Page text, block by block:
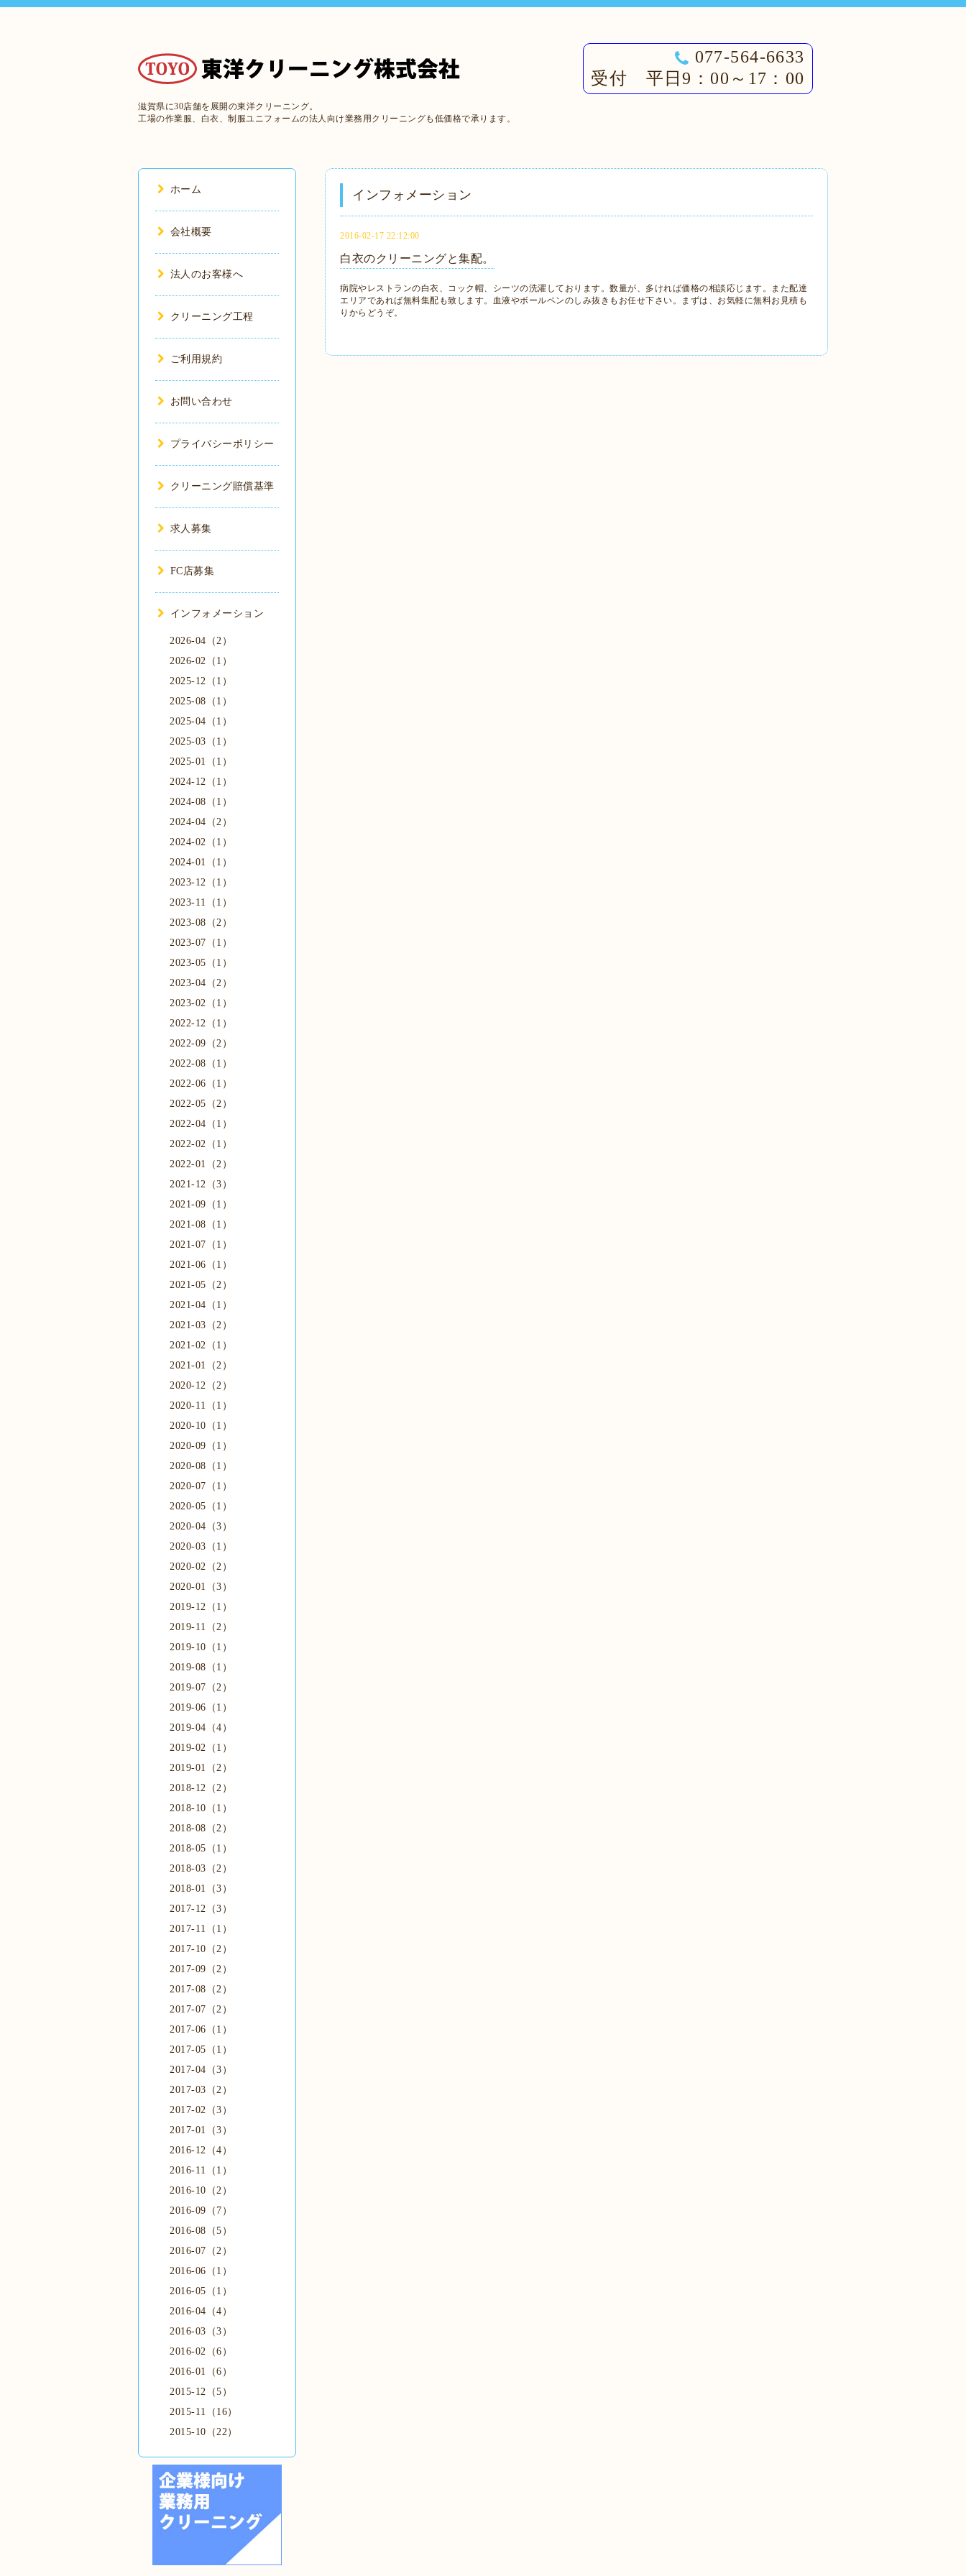
滋賀県に30店舗を展開の東洋クリーニング。
工場の作業服、白衣、制服ユニフォームの法人向け業務用クリーニングも低価格で承ります。
077-564-6633
受付 平日9：00～17：00
インフォメーション
2016-02-17 22:12:00
白衣のクリーニングと集配。
病院やレストランの白衣、コック帽、シーツの洗濯しております。数量が、多ければ価格の相談応じます。また配達
エリアであれば無料集配も致します。血液やボールペンのしみ抜きもお任せ下さい。まずは、お気軽に無料お見積も
りからどうぞ。
ホーム
会社概要
法人のお客様へ
クリーニング工程
ご利用規約
お問い合わせ
プライバシーポリシー
クリーニング賠償基準
求人募集
FC店募集
インフォメーション
2026-04（2）
2026-02（1）
2025-12（1）
2025-08（1）
2025-04（1）
2025-03（1）
2025-01（1）
2024-12（1）
2024-08（1）
2024-04（2）
2024-02（1）
2024-01（1）
2023-12（1）
2023-11（1）
2023-08（2）
2023-07（1）
2023-05（1）
2023-04（2）
2023-02（1）
2022-12（1）
2022-09（2）
2022-08（1）
2022-06（1）
2022-05（2）
2022-04（1）
2022-02（1）
2022-01（2）
2021-12（3）
2021-09（1）
2021-08（1）
2021-07（1）
2021-06（1）
2021-05（2）
2021-04（1）
2021-03（2）
2021-02（1）
2021-01（2）
2020-12（2）
2020-11（1）
2020-10（1）
2020-09（1）
2020-08（1）
2020-07（1）
2020-05（1）
2020-04（3）
2020-03（1）
2020-02（2）
2020-01（3）
2019-12（1）
2019-11（2）
2019-10（1）
2019-08（1）
2019-07（2）
2019-06（1）
2019-04（4）
2019-02（1）
2019-01（2）
2018-12（2）
2018-10（1）
2018-08（2）
2018-05（1）
2018-03（2）
2018-01（3）
2017-12（3）
2017-11（1）
2017-10（2）
2017-09（2）
2017-08（2）
2017-07（2）
2017-06（1）
2017-05（1）
2017-04（3）
2017-03（2）
2017-02（3）
2017-01（3）
2016-12（4）
2016-11（1）
2016-10（2）
2016-09（7）
2016-08（5）
2016-07（2）
2016-06（1）
2016-05（1）
2016-04（4）
2016-03（3）
2016-02（6）
2016-01（6）
2015-12（5）
2015-11（16）
2015-10（22）